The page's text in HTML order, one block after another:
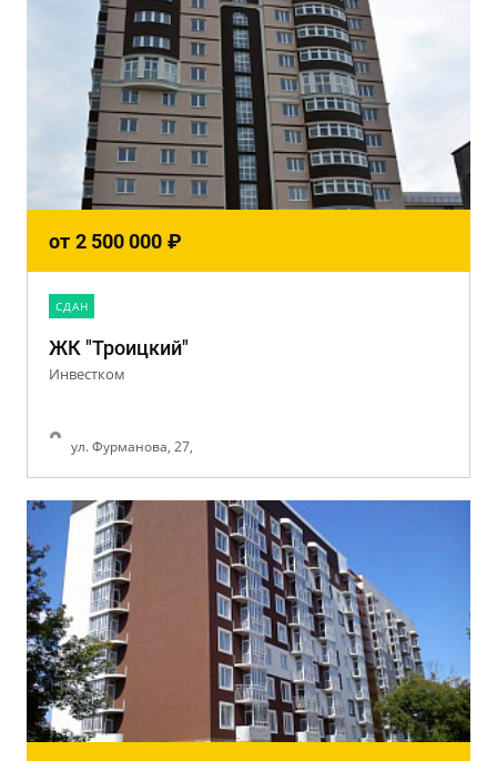
от 2 500 000 ₽
CДАН
ЖК "Троицкий"
Инвестком
ул. Фурманова, 27,